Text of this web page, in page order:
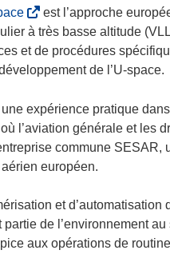
(
s
’
o
v
r
e
d
n
s
u
est l’approche
à très basse altitude
et de procédures
de l’U-space.
expérience pratique
l’aviation générale et les
commune SESAR,
européen.
et d’automatisation
de l’environnement
aux opérations de